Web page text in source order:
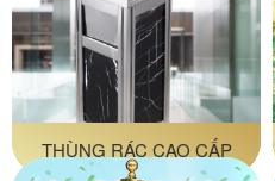
THÙNG RÁC CAO CẤP